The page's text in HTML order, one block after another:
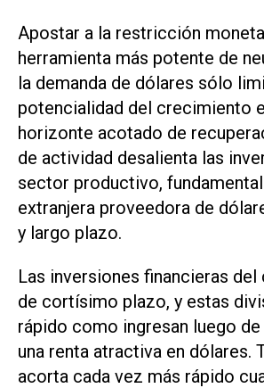
Apostar a la restricción
herramienta más potente de
la demanda de dólares sólo
potencialidad del crecimiento
horizonte acotado de
de actividad desalienta las
sector productivo,
extranjera proveedora de
y largo plazo.
Las inversiones financieras del
de cortísimo plazo, y estas
rápido como ingresan luego
una renta atractiva en dólares.
acorta cada vez más rápido